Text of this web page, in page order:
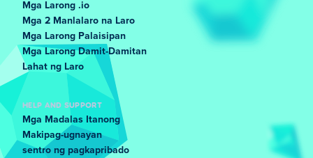
Mga Larong .io
Mga 2 Manlalaro na Laro
Mga Larong Palaisipan
Mga Larong Damit-Damitan
Lahat ng Laro
HELP AND SUPPORT
Mga Madalas Itanong
Makipag-ugnayan
sentro ng pagkapribado